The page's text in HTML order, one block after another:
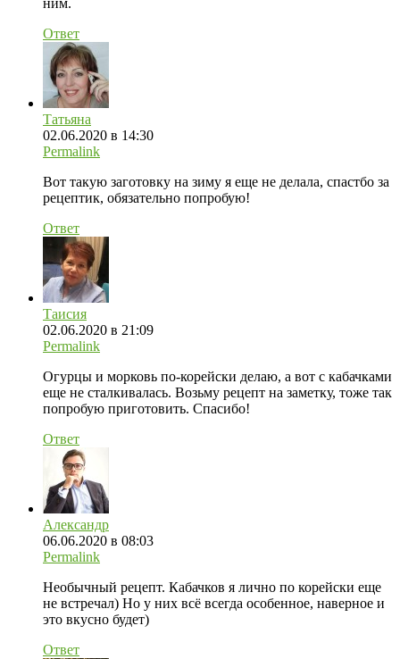
ним.
Ответ
Татьяна
02.06.2020 в 14:30
Permalink
Вот такую заготовку на зиму я еще не делала, спастбо за
рецептик, обязательно попробую!
Ответ
Таисия
02.06.2020 в 21:09
Permalink
Огурцы и морковь по-корейски делаю, а вот с кабачками
еще не сталкивалась. Возьму рецепт на заметку, тоже так
попробую приготовить. Спасибо!
Ответ
Александр
06.06.2020 в 08:03
Permalink
Необычный рецепт. Кабачков я лично по корейски еще
не встречал) Но у них всё всегда особенное, наверное и
это вкусно будет)
Ответ